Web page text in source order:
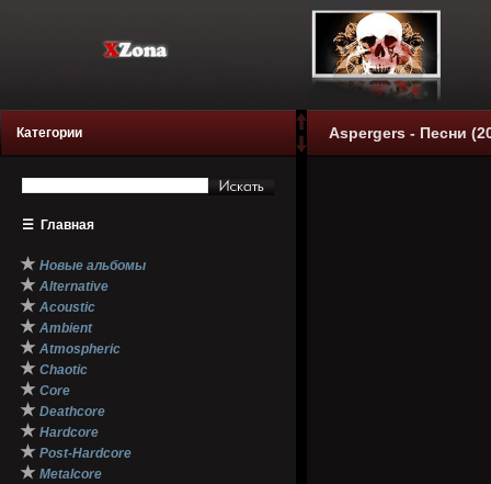
Категории
☰ Главная
★ Новые альбомы
★ Alternative
★ Acoustic
★ Ambient
★ Atmospheric
★ Chaotic
★ Core
★ Deathcore
★ Hardcore
★ Post-Hardcore
★ Metalcore
Aspergers - Песни